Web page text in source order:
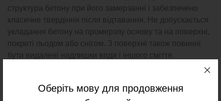
структура бетону при його замерзанні і забезпечено
класичне твердіння після відтавання. Не допускається
укладання бетону на промерзлу основу та на поверхні,
покриті льодом або снігом. З поверхні також повинні
бути видалені надлишки води і іншого сміття.
При способі термоса підігріта бетонна суміш твердне в
умовах теплоізоляції з урахуванням власних
тепловиділень бетону. Мінімальна температура
Оберіть мову для продовження